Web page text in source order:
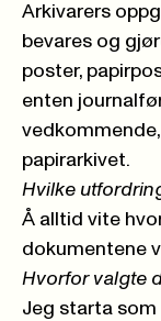
Arkivarers
bevares og
poster,
enten
papirarkivet.
Hvilke
Å alltid vite
dokumentene
Hvorfor valgte
Jeg starta